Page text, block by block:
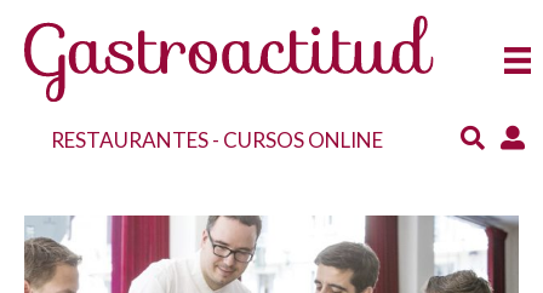
RESTAURANTES- CURSOS ONLINE